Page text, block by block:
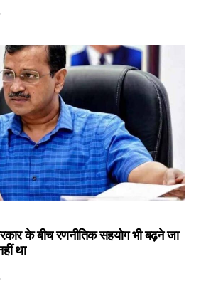
के बीच रणनीतिक सहयोग भी बढ़ने जा
था